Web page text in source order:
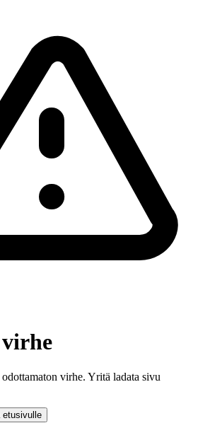
virhe. Yritä ladata sivu
etusivulle